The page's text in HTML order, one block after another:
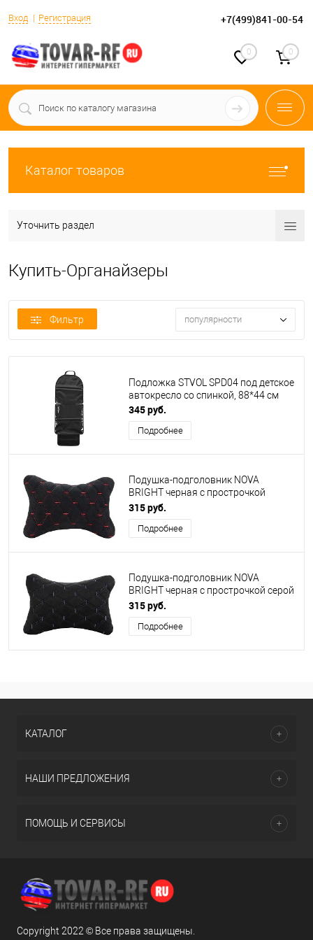
Вход Регистрация +7(499)841-00-54
0 0
Каталог товаров
Уточнить раздел
Купить-Органайзеры
Фильтр популярности
Подложка STVOL SPD04 под детское
автокресло со спинкой, 88*44 см
345 руб.
Подробнее
Подушка-подголовник NOVA
BRIGHT черная с прострочкой
красной ромбиками (26х17см)
48077
315 руб.
Подробнее
Подушка-подголовник NOVA
BRIGHT черная с прострочкой серой
ромбиками (26х17см) 48078
315 руб.
Подробнее
КАТАЛОГ
НАШИ ПРЕДЛОЖЕНИЯ
ПОМОЩЬ И СЕРВИСЫ
Copyright 2022 © Все права защищены.